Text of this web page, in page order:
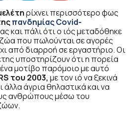
ρίχνει περισσότερο φως
πανδημίας Covid-
και πάλι ότι ο ιός μεταδόθηκε
που πωλούνται σε αγορές
από διαρροή σε εργαστήριο. Οι
υποστηρίζουν ότι η πορεία
μοτίβο παρόμοιο με αυτό
του 2003, με τον ιό να ξεκινά
άλλα άγρια θηλαστικά και να
ανθρώπους μέσω του